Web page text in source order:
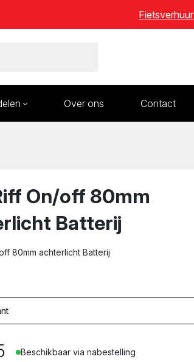
Fietsverhuur
Over ons Contact
On/off 80mm
Batterij
80mm achterlicht Batterij
Beschikbaar via nabestelling